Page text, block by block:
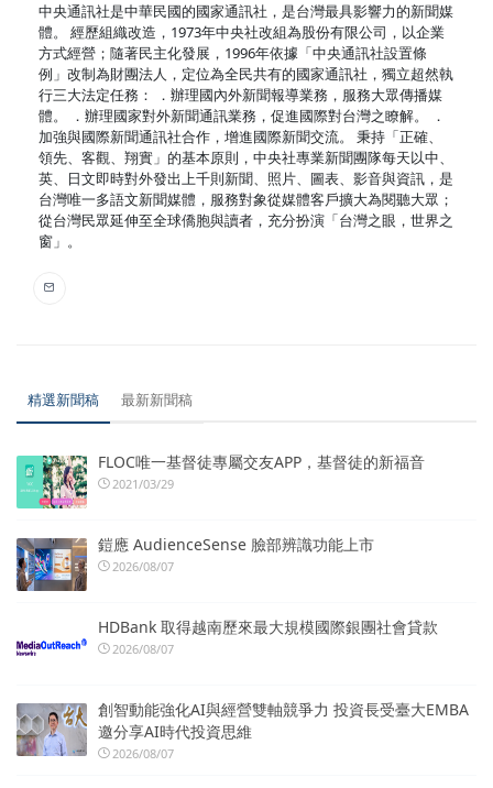
中央通訊社是中華民國的國家通訊社，是台灣最具影響力的新聞媒
體。 經歷組織改造，1973年中央社改組為股份有限公司，以企業
方式經營；隨著民主化發展，1996年依據「中央通訊社設置條
例」改制為財團法人，定位為全民共有的國家通訊社，獨立超然執
行三大法定任務： ．辦理國內外新聞報導業務，服務大眾傳播媒
體。 ．辦理國家對外新聞通訊業務，促進國際對台灣之瞭解。 ．
加強與國際新聞通訊社合作，增進國際新聞交流。 秉持「正確、
領先、客觀、翔實」的基本原則，中央社專業新聞團隊每天以中、
英、日文即時對外發出上千則新聞、照片、圖表、影音與資訊，是
台灣唯一多語文新聞媒體，服務對象從媒體客戶擴大為閱聽大眾；
從台灣民眾延伸至全球僑胞與讀者，充分扮演「台灣之眼，世界之
窗」。
精選新聞稿 最新新聞稿
FLOC唯一基督徒專屬交友APP，基督徒的新福音
2021/03/29
鎧應 AudienceSense 臉部辨識功能上市
2026/08/07
HDBank 取得越南歷來最大規模國際銀團社會貸款
2026/08/07
創智動能強化AI與經營雙軸競爭力 投資長受臺大EMBA
邀分享AI時代投資思維
2026/08/07